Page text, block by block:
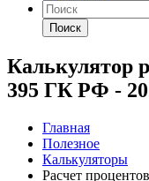
Поиск
Калькулятор
395 ГК РФ -
Главная
Полезное
Калькуляторы
Расчет